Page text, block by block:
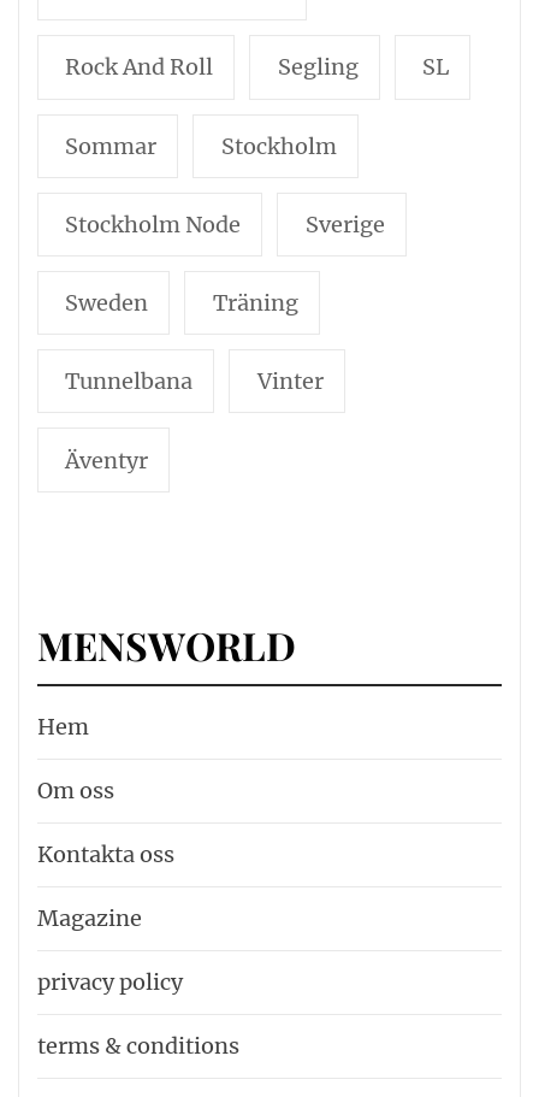
Rock And Roll Segling SL
Sommar Stockholm
Stockholm Node Sverige
Sweden Träning
Tunnelbana Vinter
Äventyr
MENSWORLD
Hem
Om oss
Kontakta oss
Magazine
privacy policy
terms & conditions